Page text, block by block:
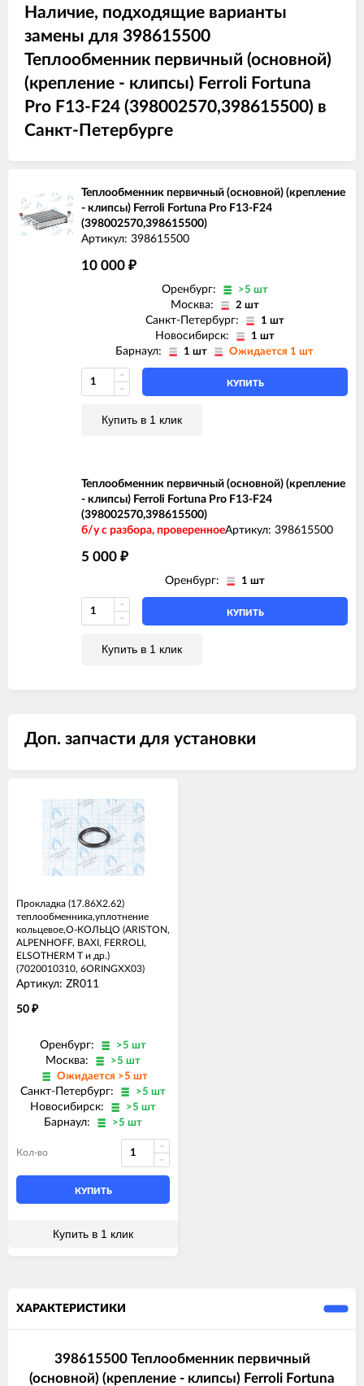
Наличие, подходящие варианты
замены для 398615500
Теплообменник первичный (основной)
(крепление - клипсы) Ferroli Fortuna
Pro F13-F24 (398002570,398615500) в
Санкт-Петербурге
Теплообменник первичный (основной) (крепление
- клипсы) Ferroli Fortuna Pro F13-F24
(398002570,398615500)
Артикул: 398615500
10 000 ₽
Оренбург: >5 шт
Москва: 2 шт
Санкт-Петербург: 1 шт
Новосибирск: 1 шт
Барнаул: 1 шт Ожидается 1 шт
КУПИТЬ
Купить в 1 клик
Теплообменник первичный (основной) (крепление
- клипсы) Ferroli Fortuna Pro F13-F24
(398002570,398615500)
б/у с разбора, проверенноеАртикул: 398615500
5 000 ₽
Оренбург: 1 шт
КУПИТЬ
Купить в 1 клик
Доп. запчасти для установки
Прокладка (17.86X2.62)
теплообменника,уплотнение
кольцевое,О-КОЛЬЦО (ARISTON,
ALPENHOFF, BAXI, FERROLI,
ELSOTHERM T и др.)
(7020010310, 6ORINGXX03)
Артикул: ZR011
50 ₽
Оренбург: >5 шт
Москва:
>5 шт
Ожидается >5 шт
Санкт-Петербург: >5 шт
Новосибирск: >5 шт
Барнаул: >5 шт
Кол-во
КУПИТЬ
Купить в 1 клик
ХАРАКТЕРИСТИКИ
398615500 Теплообменник первичный
(основной) (крепление - клипсы) Ferroli Fortuna